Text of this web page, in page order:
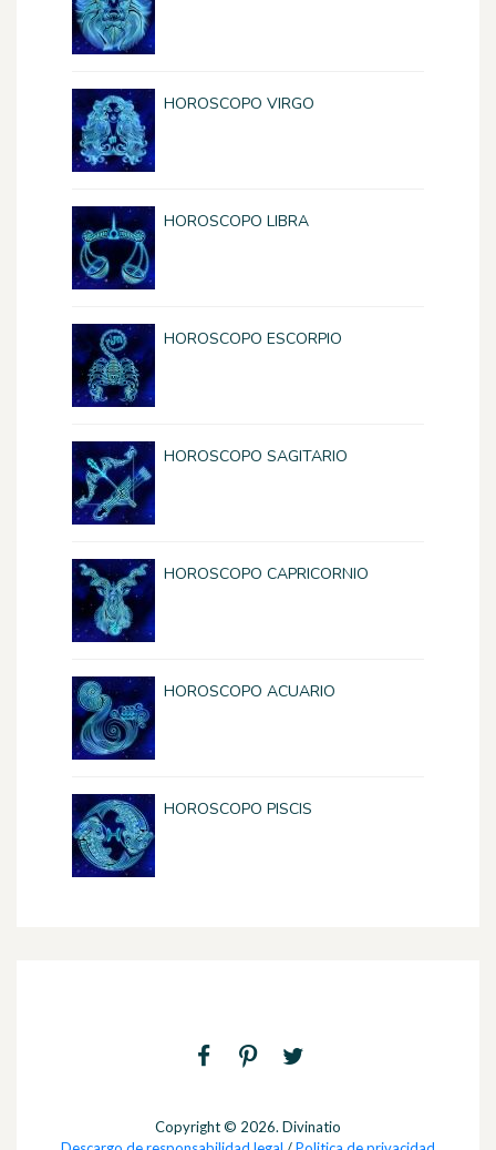
HOROSCOPO VIRGO
HOROSCOPO LIBRA
HOROSCOPO ESCORPIO
HOROSCOPO SAGITARIO
HOROSCOPO CAPRICORNIO
HOROSCOPO ACUARIO
HOROSCOPO PISCIS
Copyright © 2026. Divinatio